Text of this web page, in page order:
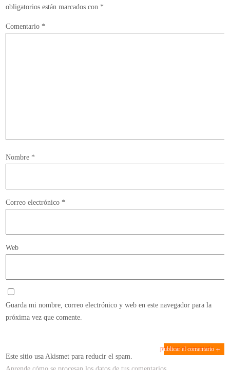
por
obligatorios están marcados con *
Comentario *
Nombre *
Correo electrónico *
Web
Guarda mi nombre, correo electrónico y web en este navegador para la
próxima vez que comente.
Este sitio usa Akismet para reducir el spam.